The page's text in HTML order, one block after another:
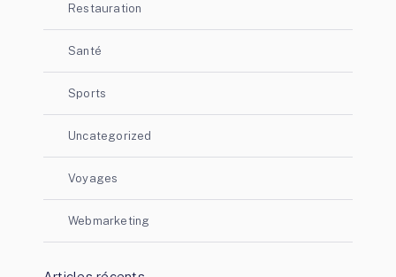
Restauration
Santé
Sports
Uncategorized
Voyages
Webmarketing